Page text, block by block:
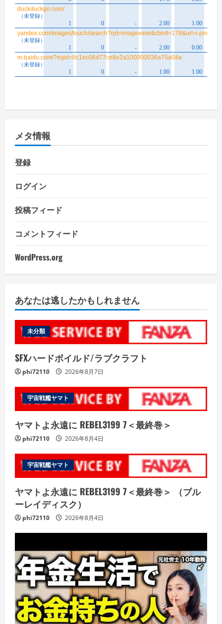
メタ情報
登録
ログイン
投稿フィード
コメントフィード
WordPress.org
あなたは逃したかもしれません
未分類
SFXハードボイルド/ラブクラフト
phi72110 2026年8月7日
宇宙戦艦ヤマト
ヤマトよ永遠に REBEL3199 7＜最終巻＞
phi72110 2026年8月4日
宇宙戦艦ヤマト
ヤマトよ永遠に REBEL3199 7＜最終巻＞ （ブル
ーレイディスク）
phi72110 2026年8月4日